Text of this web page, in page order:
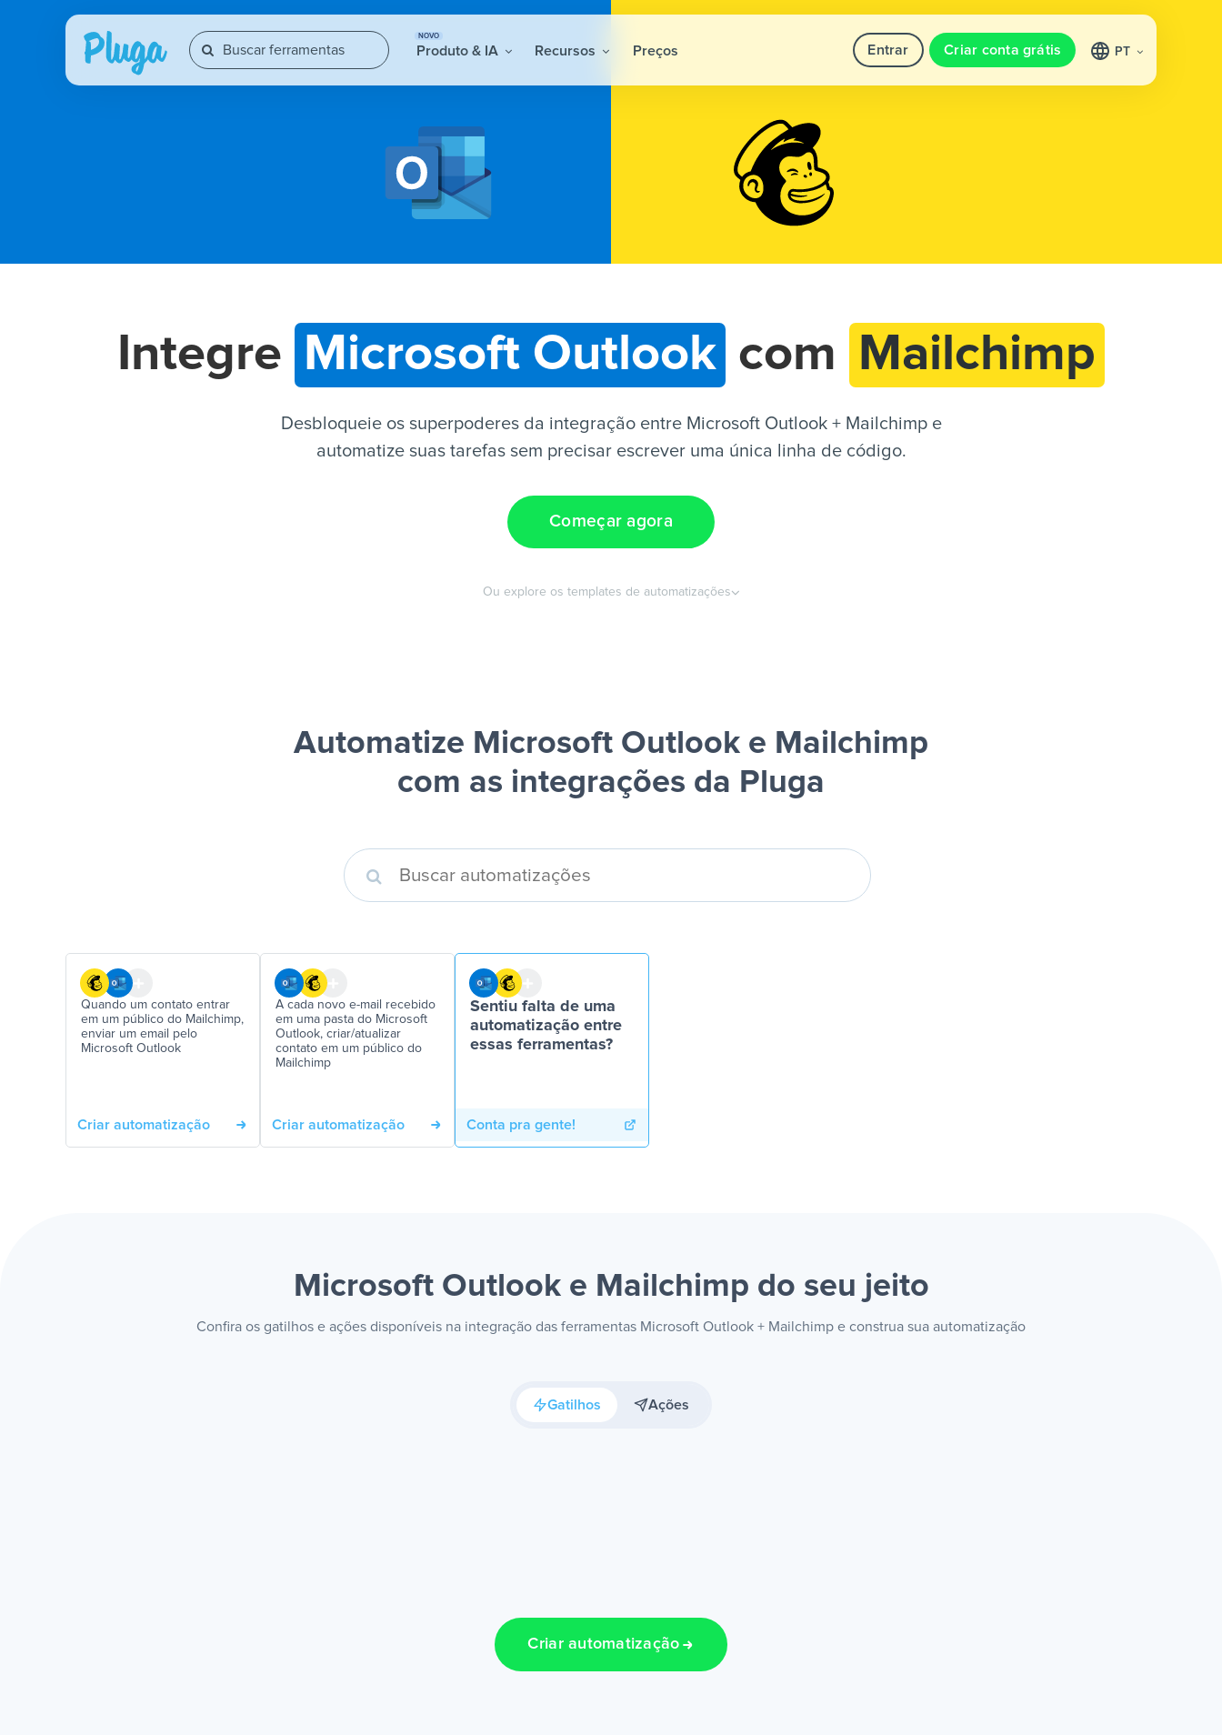
NOVO
Produto & IA Recursos Preços Entrar Criar conta grátis PT
Integre Microsoft Outlook com Mailchimp
Desbloqueie os superpoderes da integração entre Microsoft Outlook + Mailchimp e
automatize suas tarefas sem precisar escrever uma única linha de código.
Começar agora
Ou explore os templates de automatizações
Automatize Microsoft Outlook e Mailchimp
com as integrações da Pluga
Quando um contato entrar
em um público do Mailchimp,
enviar um email pelo
Microsoft Outlook
Criar automatização
A cada novo e-mail recebido
em uma pasta do Microsoft
Outlook, criar/atualizar
contato em um público do
Mailchimp
Criar automatização
Sentiu falta de uma
automatização entre
essas ferramentas?
Conta pra gente!
Microsoft Outlook e Mailchimp do seu jeito
Confira os gatilhos e ações disponíveis na integração das ferramentas Microsoft Outlook + Mailchimp e construa sua automatização
Gatilhos Ações
Criar automatização